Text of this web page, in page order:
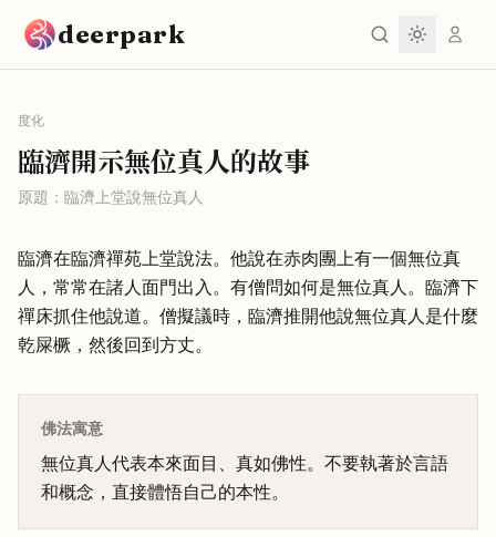
deerpark
度化
臨濟開示無位真人的故事
原題： 臨濟上堂說無位真人
臨濟在臨濟禪苑上堂說法。他說在赤肉團上有一個無位真
人，常常在諸人面門出入。有僧問如何是無位真人。臨濟下
禪床抓住他說道。僧擬議時，臨濟推開他說無位真人是什麼
乾屎橛，然後回到方丈。
佛法寓意
無位真人代表本來面目、真如佛性。不要執著於言語
和概念，直接體悟自己的本性。